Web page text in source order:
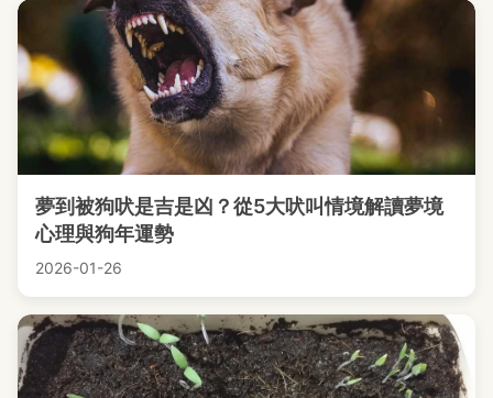
夢到被狗吠是吉是凶？從5大吠叫情境解讀夢境
心理與狗年運勢
2026-01-26